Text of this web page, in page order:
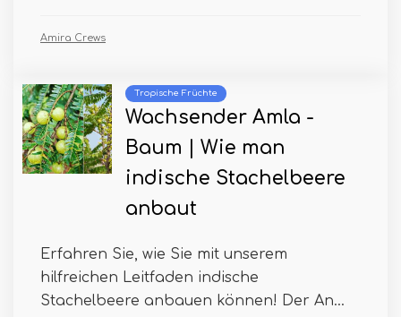
Amira Crews
Tropische Früchte
Wachsender Amla -
Baum | Wie man
indische Stachelbeere
anbaut
Erfahren Sie, wie Sie mit unserem
hilfreichen Leitfaden indische
Stachelbeere anbauen können! Der An...